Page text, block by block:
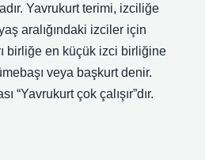
Yavrukurt terimi, izciliğe
aralığındaki izciler için
birliğe en küçük izci birliğine
veya başkurt denir.
“Yavrukurt çok çalışır”dır.